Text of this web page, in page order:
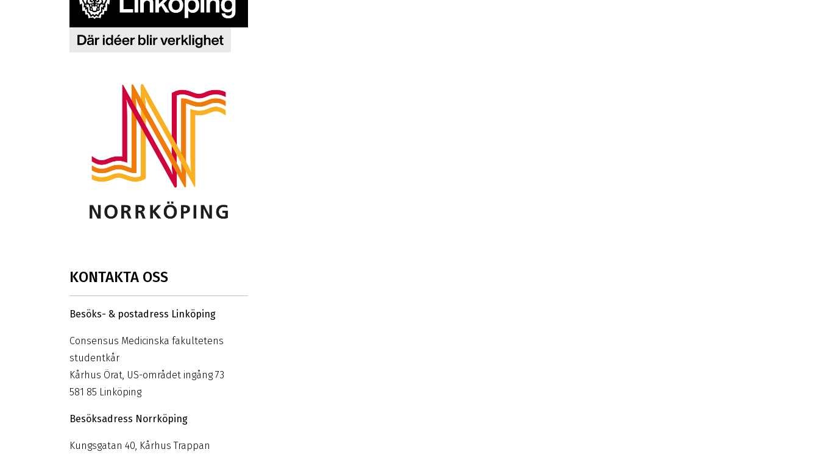
KONTAKTA OSS
Besöks- & postadress Linköping
Consensus Medicinska fakultetens
studentkår
Kårhus Örat, US-området ingång 73
581 85 Linköping
Besöksadress Norrköping
Kungsgatan 40, Kårhus Trappan